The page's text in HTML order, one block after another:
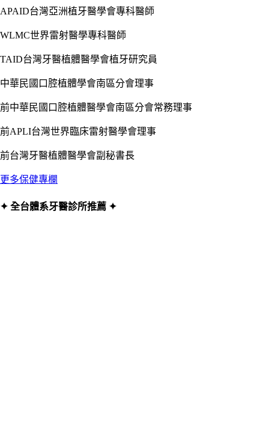
APAID台灣亞洲植牙醫學會專科醫師
WLMC世界雷射醫學專科醫師
TAID台灣牙醫植體醫學會植牙研究員
中華民國口腔植體學會南區分會理事
前中華民國口腔植體醫學會南區分會常務理事
前APLI台灣世界臨床雷射醫學會理事
前台灣牙醫植體醫學會副秘書長
更多保健專欄
✦ 全台體系牙醫診所推薦 ✦